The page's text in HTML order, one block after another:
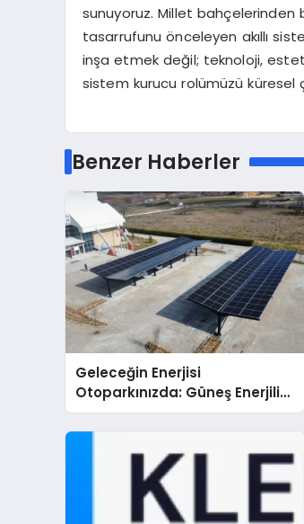
sunuyoruz. Millet bahçelerinden
tasarrufunu önceleyen akıllı
inşa etmek değil; teknoloji,
sistem kurucu rolümüzü
Benzer Haberler
Geleceğin Enerjisi
Otoparkınızda: Güneş Enerjili
Carport (Solar Otopark)
Nedir?